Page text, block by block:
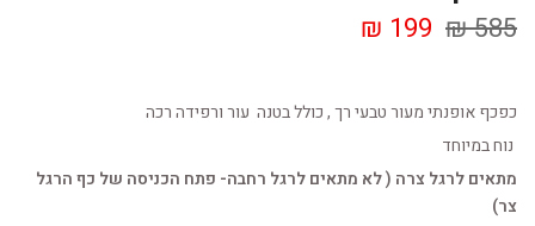
585 ₪
199 ₪
כפכף אופנתי מעור טבעי רך , כולל בטנה עור ורפידה רכה
נוח במיוחד
מתאים לרגל צרה ( לא מתאים לרגל רחבה- פתח הכניסה של כף הרגל
צר)